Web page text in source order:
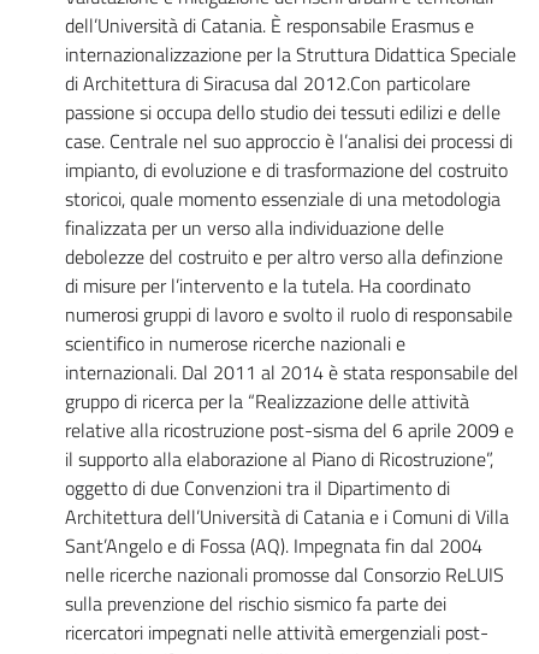
dell’Università di Catania. È responsabile Erasmus e
internazionalizzazione per la Struttura Didattica Speciale
di Architettura di Siracusa dal 2012.Con particolare
passione si occupa dello studio dei tessuti edilizi e delle
case. Centrale nel suo approccio è l’analisi dei processi di
impianto, di evoluzione e di trasformazione del costruito
storicoi, quale momento essenziale di una metodologia
finalizzata per un verso alla individuazione delle
debolezze del costruito e per altro verso alla definzione
di misure per l’intervento e la tutela. Ha coordinato
numerosi gruppi di lavoro e svolto il ruolo di responsabile
scientifico in numerose ricerche nazionali e
internazionali. Dal 2011 al 2014 è stata responsabile del
gruppo di ricerca per la “Realizzazione delle attività
relative alla ricostruzione post-sisma del 6 aprile 2009 e
il supporto alla elaborazione al Piano di Ricostruzione”,
oggetto di due Convenzioni tra il Dipartimento di
Architettura dell’Università di Catania e i Comuni di Villa
Sant’Angelo e di Fossa (AQ). Impegnata fin dal 2004
nelle ricerche nazionali promosse dal Consorzio ReLUIS
sulla prevenzione del rischio sismico fa parte dei
ricercatori impegnati nelle attività emergenziali post-